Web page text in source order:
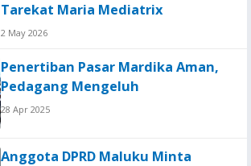
Tarekat Maria Mediatrix
2 May 2026
Penertiban Pasar Mardika Aman,
Pedagang Mengeluh
28 Apr 2025
Anggota DPRD Maluku Minta